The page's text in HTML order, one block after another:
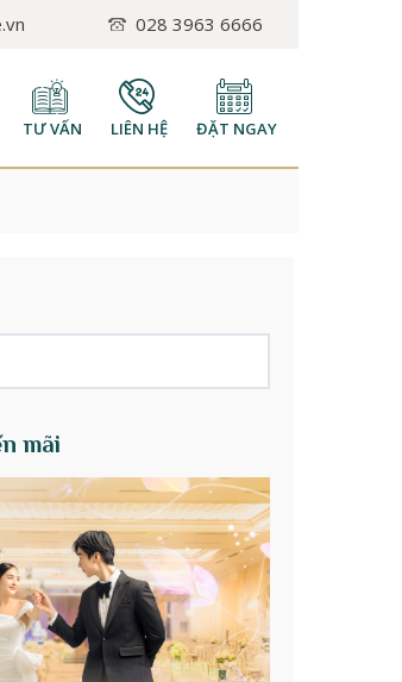
028 3963 6666
TƯ VẤN LIÊN HỆ ĐẶT NGAY
mãi